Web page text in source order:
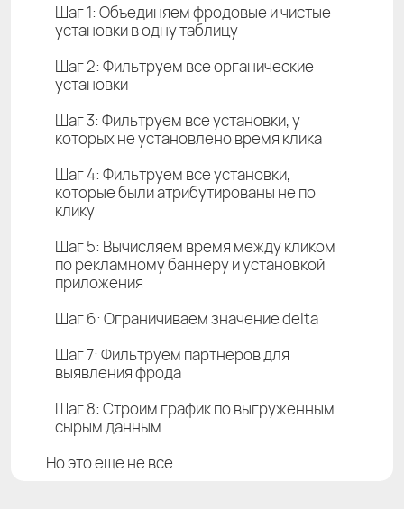
Шаг 1: Объединяем фродовые и чистые
установки в одну таблицу
Шаг 2: Фильтруем все органические
установки
Шаг 3: Фильтруем все установки, у
которых не установлено время клика
Шаг 4: Фильтруем все установки,
которые были атрибутированы не по
клику
Шаг 5: Вычисляем время между кликом
по рекламному баннеру и установкой
приложения
Шаг 6: Ограничиваем значение delta
Шаг 7: Фильтруем партнеров для
выявления фрода
Шаг 8: Строим график по выгруженным
сырым данным
Но это еще не все